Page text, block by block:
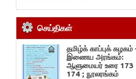
செய்திகள்
தமிழ்க் காப்புக் கழகம்
இணைய அரங்கம்:
ஆளுமையர் உரை 173
174 ; நூலரங்கம்